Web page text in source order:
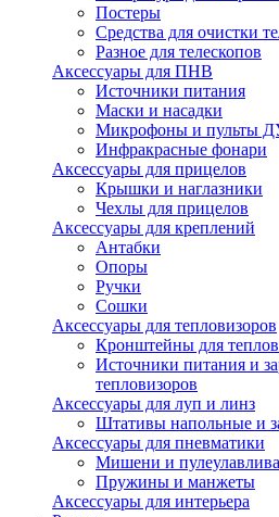
Постеры
Средства для очистки
Разное для телескопов
Аксессуары для ПНВ
Источники питания
Маски и насадки
Микрофоны и пульты
Инфракрасные фонари
Аксессуары для прицелов
Крышки и наглазники
Чехлы для прицелов
Аксессуары для креплений
Антабки
Опоры
Ручки
Сошки
Аксессуары для тепловизоров
Кронштейны для
Источники питания и
тепловизоров
Аксессуары для луп и линз
Штативы напольные и
Аксессуары для пневматики
Мишени и
Пружины и манжеты
Аксессуары для интерьера